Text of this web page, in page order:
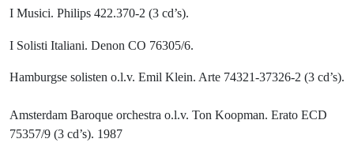
I Musici. Philips 422.370-2 (3 cd’s).
I Solisti Italiani. Denon CO 76305/6.
Hamburgse solisten o.l.v. Emil Klein. Arte 74321-37326-2 (3 cd’s).
Amsterdam Baroque orchestra o.l.v. Ton Koopman. Erato ECD
75357/9 (3 cd’s). 1987